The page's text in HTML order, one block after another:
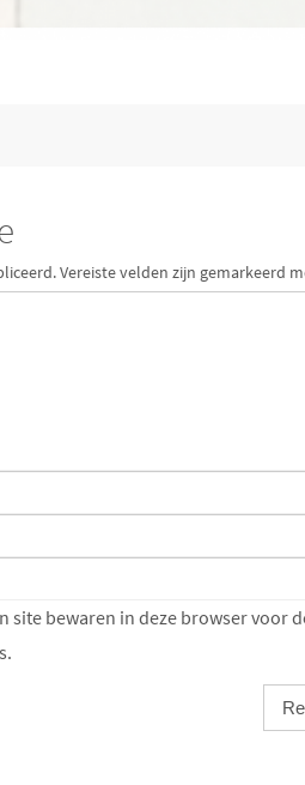
Vereiste velden zijn gemarkeerd
site bewaren in deze browser voor